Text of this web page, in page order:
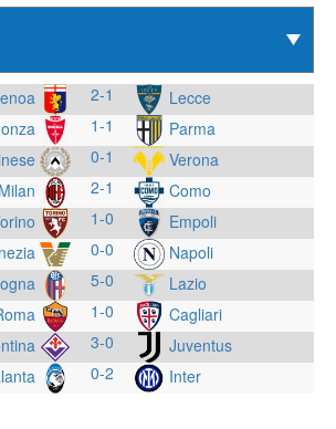
2-1
Lecce
1-1
Parma
0-1
Verona
Milan
2-1
Como
1-0
Empoli
0-0
Napoli
5-0
Lazio
1-0
Cagliari
3-0
Juventus
0-2 Inter